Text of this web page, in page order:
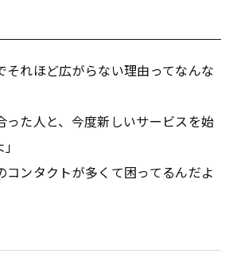
それほど広がらない理由ってなんな
った人と、今度新しいサービスを始
コンタクトが多くて困ってるんだよ